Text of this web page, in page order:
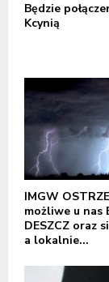
Będzie
Kcynią
IMGW
możliwe u nas
DESZCZ oraz
a lokalnie...